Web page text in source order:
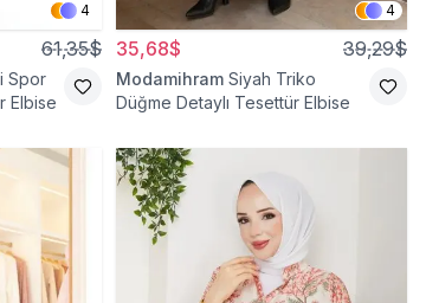
4
61,35$
Spor
Elbise
4
35,68$ 39,29$
Modamihram Siyah Triko
Düğme Detaylı Tesettür Elbise